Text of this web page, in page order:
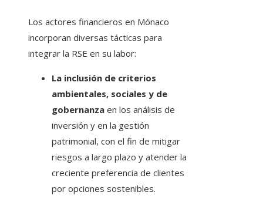
Los actores financieros en Mónaco
incorporan diversas tácticas para
integrar la RSE en su labor:
La inclusión de criterios
ambientales, sociales y de
gobernanza en los análisis de
inversión y en la gestión
patrimonial, con el fin de mitigar
riesgos a largo plazo y atender la
creciente preferencia de clientes
por opciones sostenibles.